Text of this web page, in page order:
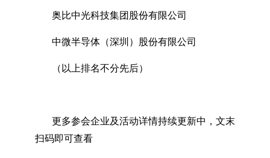
奥比中光科技集团股份有限公司
中微半导体（深圳）股份有限公司
（以上排名不分先后）
更多参会企业及活动详情持续更新中，文末
扫码即可查看